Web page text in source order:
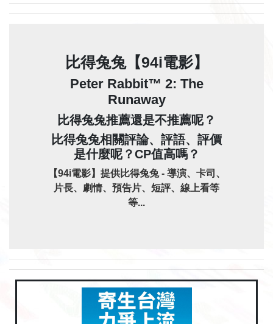
比得兔兔【94i電影】
Peter Rabbit™ 2: The
Runaway
比得兔兔推薦還是不推薦呢？
比得兔兔相關評論、評語、評價
是什麼呢？CP值高嗎？
【94i電影】提供比得兔兔 - 導演、卡司、
片長、劇情、預告片、短評、線上看等
等...